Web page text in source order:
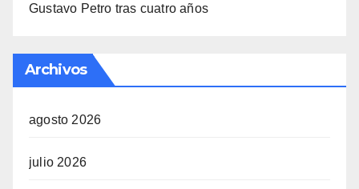
Gustavo Petro tras cuatro años
Archivos
agosto 2026
julio 2026